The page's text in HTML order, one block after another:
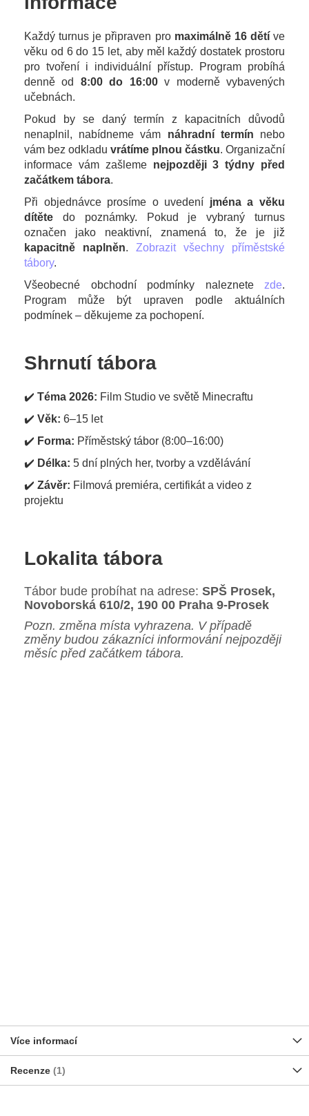
Každý turnus je připraven pro maximálně 16 dětíve
věku od 6 do 15 let, aby měl každý dostatek prostoru
pro tvoření i individuální přístup. Program probíhá
denně od 8:00 do 16:00v moderně vybavených
učebnách.
Pokud by se daný termín z kapacitních důvodů
nenaplnil, nabídneme vám náhradní termín nebo
vám bez odkladu vrátíme plnou částku. Organizační
informace vám zašleme nejpozději 3 týdny před
začátkem tábora.
Při objednávce prosíme o uvedení jména a věku
dítěte do poznámky. Pokud je vybraný turnus
označen jako neaktivní, znamená to, že je již
kapacitně naplněn. Zobrazit všechny příměstské
tábory.
Všeobecné obchodní podmínky naleznete zde.
Program může být upraven podle aktuálních
podmínek – děkujeme za pochopení.
Shrnutí tábora
✔️ Téma 2026: Film Studio ve světě Minecraftu
✔️ Věk: 6–15 let
✔️ Forma: Příměstský tábor (8:00–16:00)
✔️ Délka: 5 dní plných her, tvorby a vzdělávání
✔️ Závěr: Filmová premiéra, certifikát a video z
projektu
Lokalita tábora
Tábor bude probíhat na adrese: SPŠ Prosek,
Novoborská 610/2, 190 00 Praha 9-Prosek
Pozn. změna místa vyhrazena. V případě
změny budou zákazníci informování nejpozději
měsíc před začátkem tábora.
Více informací
Recenze 1